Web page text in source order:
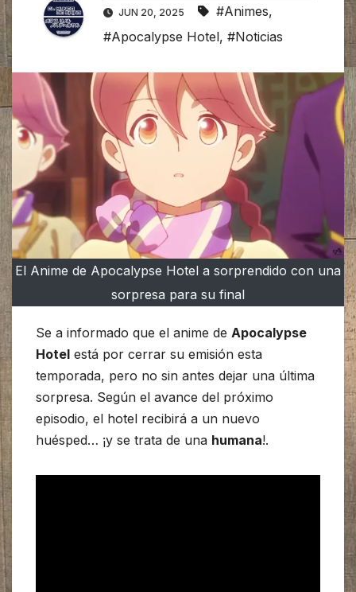
JUN 20, 2025 #Animes,
#Apocalypse Hotel, #Noticias
El Anime de Apocalypse Hotel a sorprendido con una
sorpresa para su final
Se a informado que el anime de Apocalypse
Hotel está por cerrar su emisión esta
temporada, pero no sin antes dejar una última
sorpresa. Según el avance del próximo
episodio, el hotel recibirá a un nuevo
huésped… ¡y se trata de una humana!.